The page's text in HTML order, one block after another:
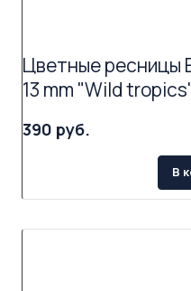
Цветные ресницы
13 mm "Wild
390 руб.
В